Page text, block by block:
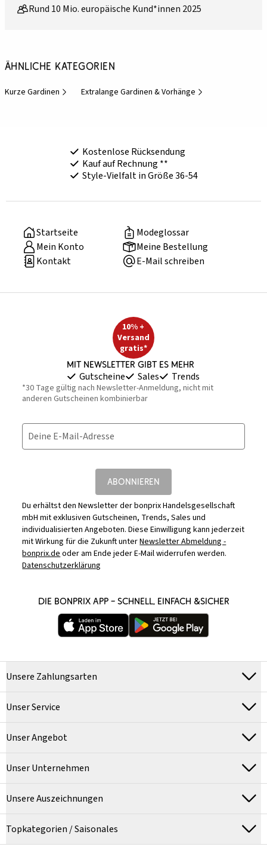
Rund 10 Mio. europäische Kund*innen 2025
Ähnliche Kategorien
Kurze Gardinen Extralange Gardinen & Vorhänge
Kostenlose Rücksendung
Kauf auf Rechnung **
Style-Vielfalt in Größe 36-54
Startseite
Modeglossar
Mein Konto
Meine Bestellung
Kontakt
E-Mail schreiben
10% +
Versand
gratis*
Mit Newsletter gibt es mehr
Gutscheine Sales Trends
*30 Tage gültig nach Newsletter-Anmeldung, nicht mit
anderen Gutscheinen kombinierbar
Deine E-Mail-Adresse
ABONNIEREN
Du erhältst den Newsletter der bonprix Handelsgesellschaft
mbH mit exklusiven Gutscheinen, Trends, Sales und
individualisierten Angeboten. Diese Einwilligung kann jederzeit
mit Wirkung für die Zukunft unterNewsletter Abmeldung -
bonprix.deoder am Ende jeder E-Mail widerrufen werden.
Datenschutzerklärung
DIE BONPRIX APP – SCHNELL, EINFACH &SICHER
Unsere Zahlungsarten
Unser Service
Unser Angebot
Unser Unternehmen
Unsere Auszeichnungen
Topkategorien / Saisonales